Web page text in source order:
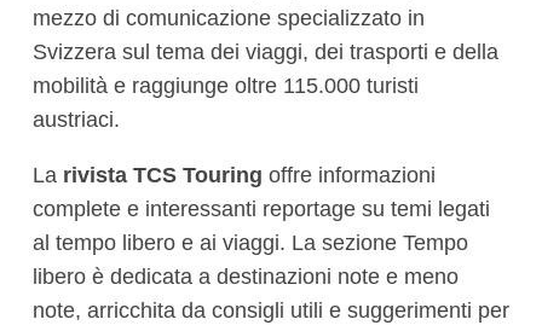
mezzo di comunicazione specializzato in
Svizzera sul tema dei viaggi, dei trasporti e della
mobilità e raggiunge oltre 115.000 turisti
austriaci.
La rivista TCS Touring offre informazioni
complete e interessanti reportage su temi legati
al tempo libero e ai viaggi. La sezione Tempo
libero è dedicata a destinazioni note e meno
note, arricchita da consigli utili e suggerimenti per